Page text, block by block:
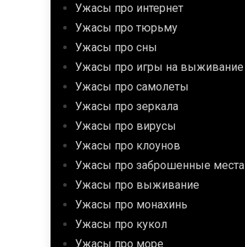
Ужасы про интернет
Ужасы про тюрьму
Ужасы про сны
Ужасы про игры на выживание
Ужасы про самолеты
Ужасы про зеркала
Ужасы про вирусы
Ужасы про клоунов
Ужасы про заброшенные места
Ужасы про выживание
Ужасы про монахинь
Ужасы про кукол
Ужасы про море